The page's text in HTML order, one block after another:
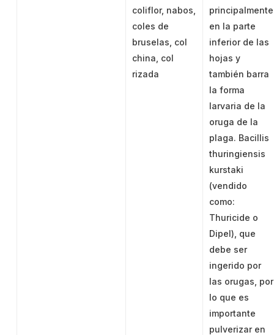
coliflor, nabos,
coles de
bruselas, col
china, col
rizada
principalmente
en la parte
inferior de las
hojas y
también barra
la forma
larvaria de la
oruga de la
plaga. Bacillis
thuringiensis
kurstaki
(vendido
como:
Thuricide o
Dipel), que
debe ser
ingerido por
las orugas, por
lo que es
importante
pulverizar en